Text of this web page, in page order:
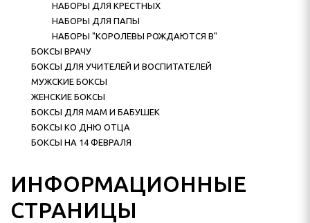
НАБОРЫ ДЛЯ КРЕСТНЫХ
НАБОРЫ ДЛЯ ПАПЫ
НАБОРЫ "КОРОЛЕВЫ РОЖДАЮТСЯ В"
БОКСЫ ВРАЧУ
БОКСЫ ДЛЯ УЧИТЕЛЕЙ И ВОСПИТАТЕЛЕЙ
МУЖСКИЕ БОКСЫ
ЖЕНСКИЕ БОКСЫ
БОКСЫ ДЛЯ МАМ И БАБУШЕК
БОКСЫ КО ДНЮ ОТЦА
БОКСЫ НА 14 ФЕВРАЛЯ
ИНФОРМАЦИОННЫЕ
СТРАНИЦЫ